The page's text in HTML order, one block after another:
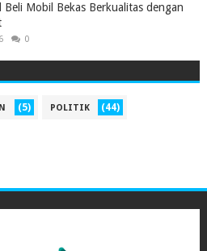
Beli Mobil Bekas Berkualitas dengan
0
(5) POLITIK (44)